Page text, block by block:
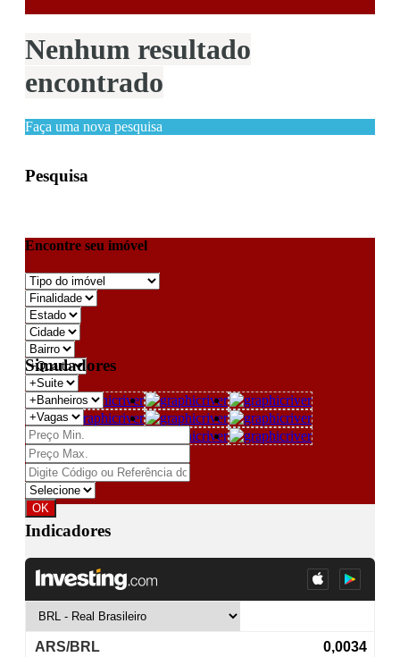
Nenhum resultado
encontrado
Faça uma nova pesquisa
Pesquisa
Encontre seu imóvel
Simuladores
Indicadores